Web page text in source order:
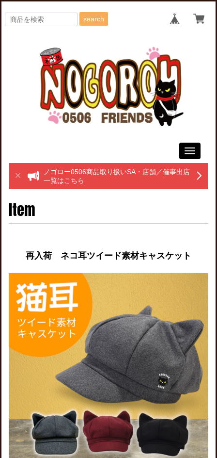
search
Toggle
ノゴロー0506商品取り扱いSA・店舗／催事出店
一覧はこちら
Item
再入荷 ネコ耳ツイード素材キャスケット